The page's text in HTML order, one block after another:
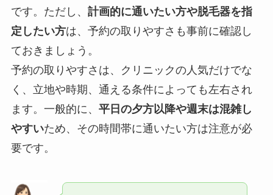
です。ただし、 計画的に通いたい方や脱毛器を指
定したい方は、予約の取りやすさも事前に確認し
ておきましょう。
予約の取りやすさは、クリニックの人気だけでな
く、立地や時期、通える条件によっても左右され
ます。一般的に、 平日の夕方以降や週末は混雑し
やすいため、その時間帯に通いたい方は注意が必
要です。